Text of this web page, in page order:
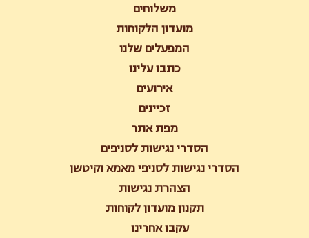
משלוחים
מועדון הלקוחות
המפעלים שלנו
כתבו עלינו
אירועים
זכיינים
מפת אתר
הסדרי נגישות לסניפים
הסדרי נגישות לסניפי מאמא וקיטשן
הצהרת נגישות
תקנון מועדון לקוחות
עקבו אחרינו